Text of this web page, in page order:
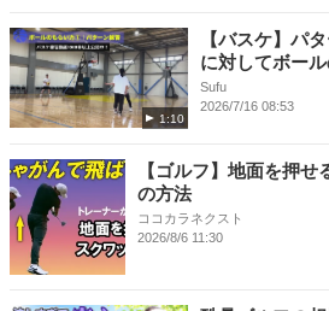
1:10
【バスケ】パ
に対してボール
Sufu
2026/7/16 08:53
【ゴルフ】地面を押
の方法
ココカラネクスト
2026/8/6 11:30